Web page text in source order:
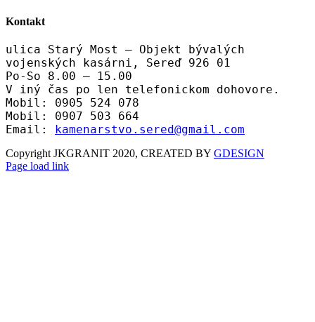
Kontakt
ulica Starý Most – Objekt bývalých
vojenských kasárni, Sereď 926 01
Po-So 8.00 – 15.00
V iný čas po len telefonickom dohovore.
Mobil: 0905 524 078
Mobil: 0907 503 664
Email: kamenarstvo.sered@gmail.com
Copyright JKGRANIT 2020, CREATED BY GDESIGN
Facebook
Twitter
Instagram
Pinterest
Page load link